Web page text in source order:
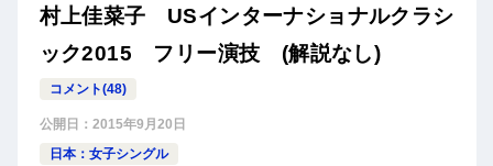
村上佳菜子 USインターナショナルクラシ
ック2015 フリー演技 (解説なし)
コメント(48)
公開日： 2015年9月20日
日本：女子シングル